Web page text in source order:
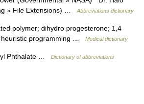
» File Extensions) …
Abbreviations dictionary
polymer; dihydro progesterone; 1,4
heuristic programming …
Medical dictionary
Phthalate … Dictionary of abbreviations